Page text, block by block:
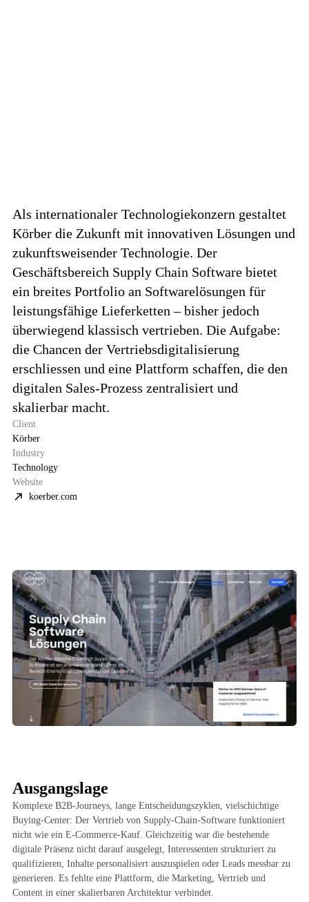
Client
Körber
Industry
Technology
Website
koerber.com
Als internationaler Technologiekonzern gestaltet
Körber die Zukunft mit innovativen Lösungen und
zukunftsweisender Technologie. Der
Geschäftsbereich Supply Chain Software bietet
ein breites Portfolio an Softwarelösungen für
leistungsfähige Lieferketten – bisher jedoch
überwiegend klassisch vertrieben. Die Aufgabe:
die Chancen der Vertriebsdigitalisierung
erschliessen und eine Plattform schaffen, die den
digitalen Sales-Prozess zentralisiert und
skalierbar macht.
Ausgangslage
Komplexe B2B-Journeys, lange Entscheidungszyklen, vielschichtige
Buying-Center: Der Vertrieb von Supply-Chain-Software funktioniert
nicht wie ein E-Commerce-Kauf. Gleichzeitig war die bestehende
digitale Präsenz nicht darauf ausgelegt, Interessenten strukturiert zu
qualifizieren, Inhalte personalisiert auszuspielen oder Leads messbar zu
generieren. Es fehlte eine Plattform, die Marketing, Vertrieb und
Content in einer skalierbaren Architektur verbindet.